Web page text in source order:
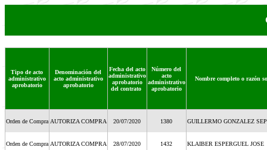
Tipo de acto
administrativo
aprobatorio
Denominación del
acto administrativo
aprobatorio
Fecha del acto
administrativo
aprobatorio
del contrato
Número del
acto
administrativo
aprobatorio
Nombre completo o razón
Orden de Compra AUTORIZA COMPRA 20/07/2020 1380 GUILLERMO GONZALEZ
Orden de Compra AUTORIZA COMPRA 28/07/2020 1432 KLAIBER ESPERGUEL JOSE